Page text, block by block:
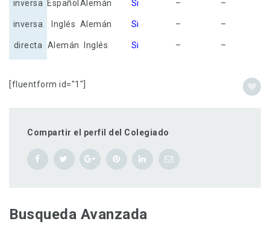
inversa Español Alemán Si – –
inversa Inglés Alemán Si – –
directa Alemán Inglés Si – –
[fluentform id="1"]
Compartir el perfil del Colegiado
Busqueda Avanzada